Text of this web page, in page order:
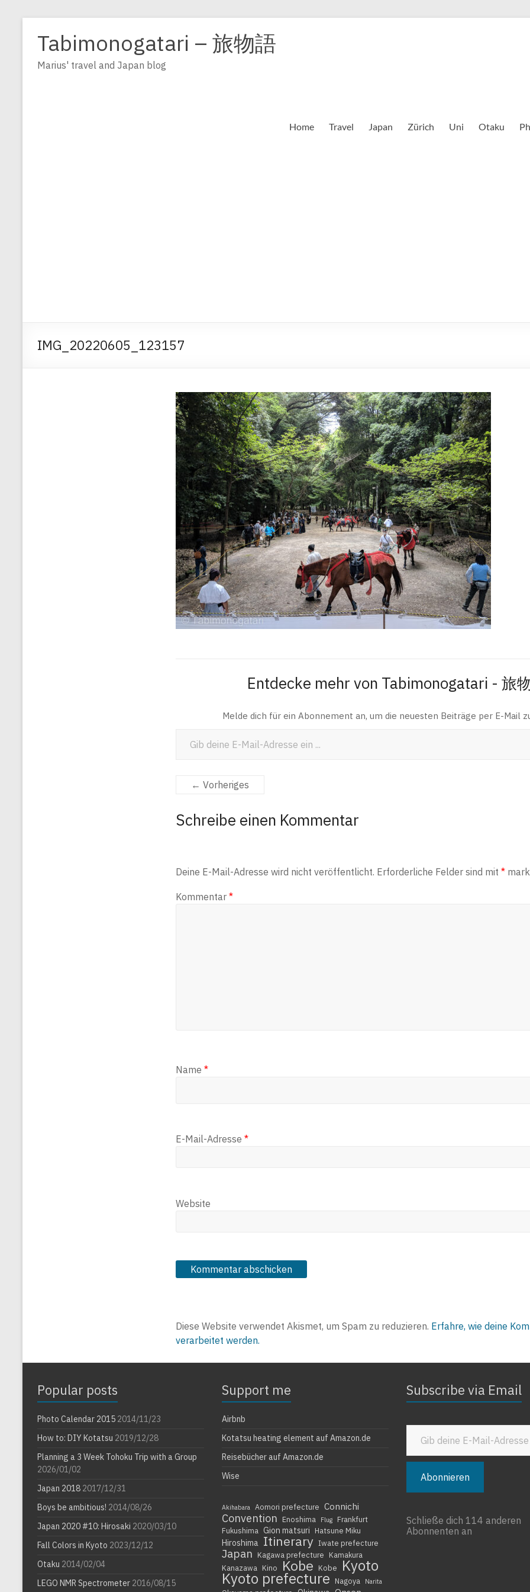
Inhalt
springen
Tabimonogatari – 旅物語
Marius' travel and Japan blog
Home Travel Japan Zürich Uni Otaku
IMG_20220605_123157
Entdecke mehr von Tabimonogatari - 旅
Melde dich für ein Abonnement an, um die neuesten Beiträge per E-Mail
← Vorheriges
Schreibe einen Kommentar
Deine E-Mail-Adresse wird nicht veröffentlicht. Erforderliche Felder sind mit *
Kommentar *
Name *
E-Mail-Adresse *
Website
Diese Website verwendet Akismet, um Spam zu reduzieren. Erfahre, wie deine
verarbeitet werden.
Popular posts
Photo Calendar 2015 2014/11/23
How to: DIY Kotatsu 2019/12/28
Planning a 3 Week Tohoku Trip with a Group
2026/01/02
Japan 2018 2017/12/31
Boys be ambitious! 2014/08/26
Japan 2020 #10: Hirosaki 2020/03/10
Fall Colors in Kyoto 2023/12/12
Otaku 2014/02/04
LEGO NMR Spectrometer 2016/08/15
Support me
Airbnb
Kotatsu heating element auf Amazon.de
Reisebücher auf Amazon.de
Wise
Akihabara Aomori prefecture Connichi
Convention Enoshima Flug
Frankfurt
Fukushima Gion matsuri Hatsune Miku
Hiroshima Itinerary Iwate prefecture
Japan Kagawa prefecture
Kamakura
Kanazawa
Kino Kobe Kobe Kyoto
Kyoto prefecture Nagoya Narita
Subscribe via Email
Gib deine E-Mail-Adresse ein ...
Abonnieren
Schließe dich 114 anderen
Abonnenten an